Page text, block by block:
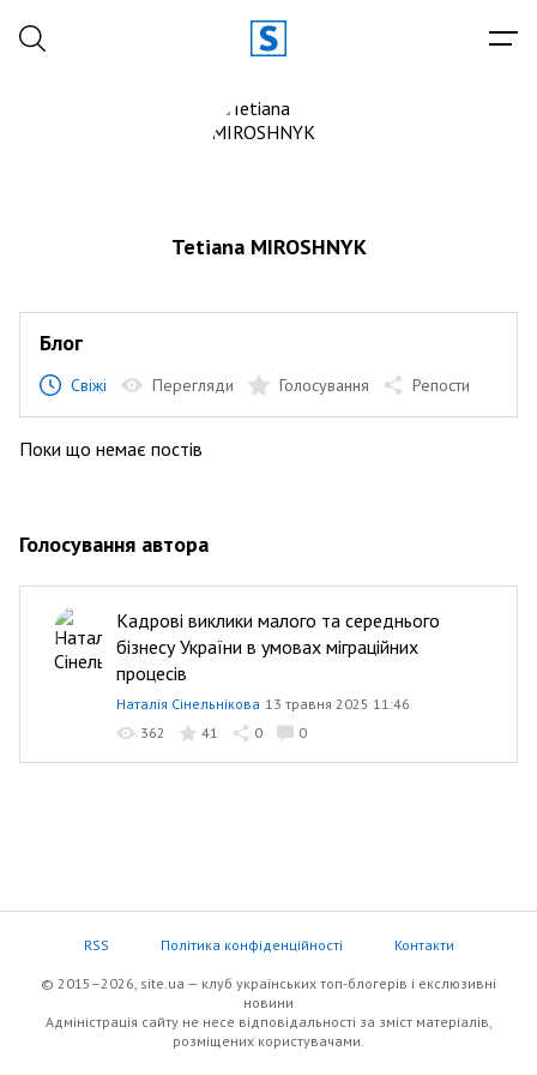
Tetiana MIROSHNYK
Блог
Свіжі Перегляди Голосування Репости
Поки що немає постів
Голосування автора
Кадрові виклики малого та середнього
бізнесу України в умовах міграційних
процесів
Наталія Сінельнікова 13 травня 2025 11:46
362
41 0 0
RSS Політика конфіденційності Контакти
© 2015–2026, site.ua — клуб українських топ-блогерів i екслюзивнi
новини
Адміністрація сайту не несе відповідальності за зміст матеріалів,
розміщених користувачами.